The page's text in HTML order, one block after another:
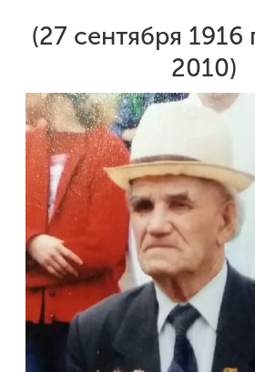
(27 сентября 1916
2010)